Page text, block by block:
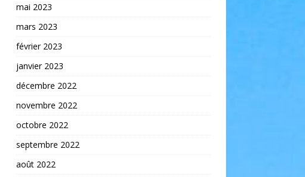
mai 2023
mars 2023
février 2023
janvier 2023
décembre 2022
novembre 2022
octobre 2022
septembre 2022
août 2022